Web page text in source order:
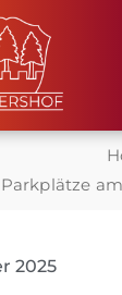
Parkplätze
2025